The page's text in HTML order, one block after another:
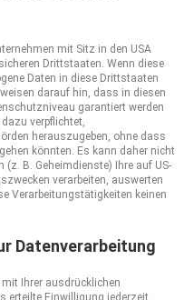
mit Sitz in den USA
Drittstaaten. Wenn diese
Daten in diese Drittstaaten
darauf hin, dass in diesen
garantiert werden
verpflichtet,
herauszugeben, ohne dass
könnten. Es kann daher nicht
B. Geheimdienste) Ihre auf US-
verarbeiten, auswerten
Verarbeitungstätigkeiten keinen
Datenverarbeitung
Ihrer ausdrücklichen
erteilte Einwilligung jederzeit